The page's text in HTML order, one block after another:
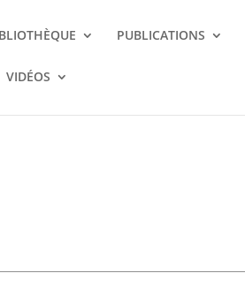
PUBLICATIONS
VIDÉOS